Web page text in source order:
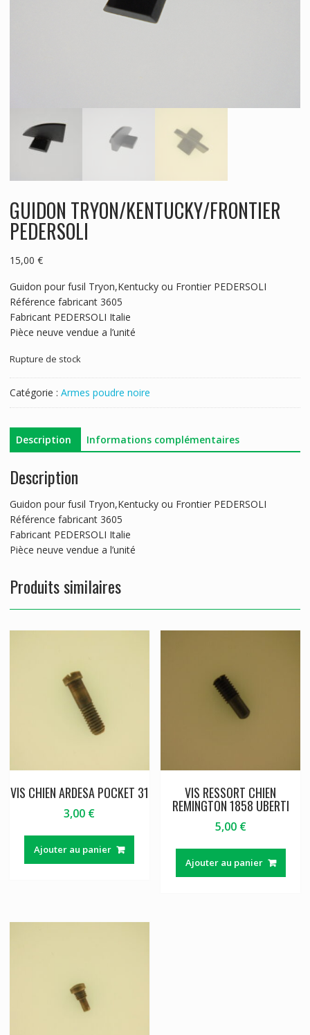
GUIDON TRYON/KENTUCKY/FRONTIER
PEDERSOLI
15,00 €
Guidon pour fusil Tryon,Kentucky ou Frontier PEDERSOLI
Référence fabricant 3605
Fabricant PEDERSOLI Italie
Pièce neuve vendue a l’unité
Rupture de stock
Catégorie : Armes poudre noire
Description Informations complémentaires
Description
Guidon pour fusil Tryon,Kentucky ou Frontier PEDERSOLI
Référence fabricant 3605
Fabricant PEDERSOLI Italie
Pièce neuve vendue a l’unité
Produits similaires
VIS CHIEN ARDESA POCKET 31
3,00 €
Ajouter au panier
VIS RESSORT CHIEN
REMINGTON 1858 UBERTI
5,00 €
Ajouter au panier